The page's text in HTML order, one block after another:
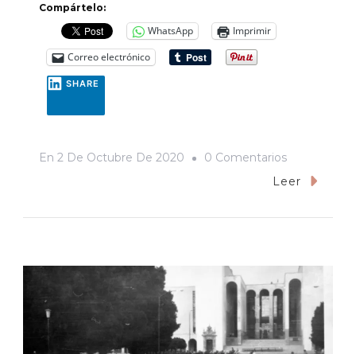
Compártelo:
WhatsApp
Imprimir
Correo electrónico
SHARE
En 2 De Octubre De 2020 0 ComentariosEn
Un
El
Del
68
Leer